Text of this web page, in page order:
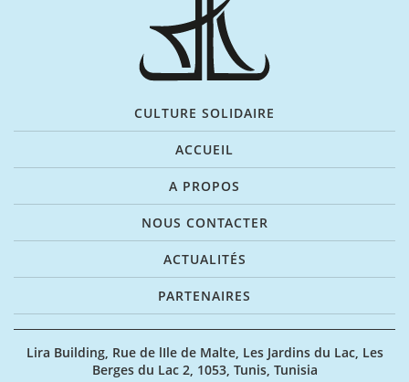
CULTURE SOLIDAIRE
ACCUEIL
A PROPOS
NOUS CONTACTER
ACTUALITÉS
PARTENAIRES
Lira Building, Rue de lIle de Malte, Les Jardins du Lac, Les
Berges du Lac 2, 1053, Tunis, Tunisia